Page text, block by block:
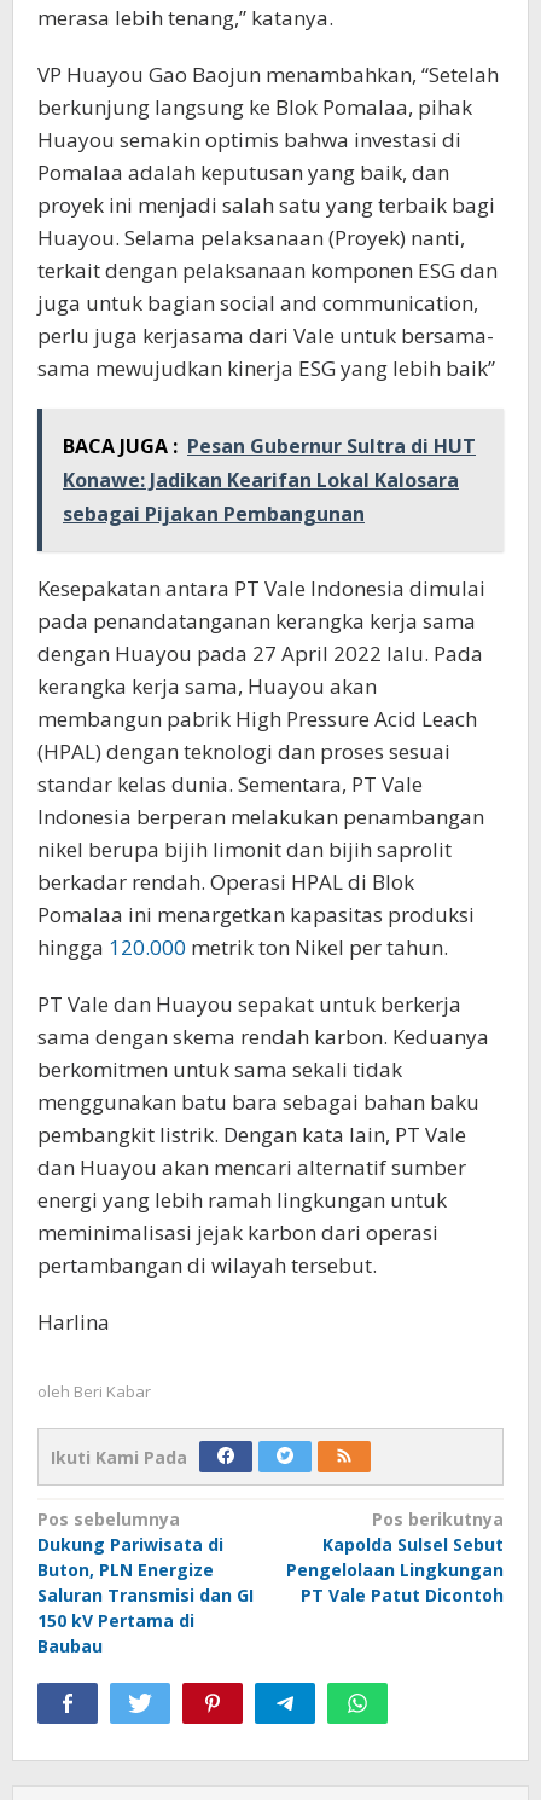
merasa lebih tenang,” katanya.
VP Huayou Gao Baojun menambahkan, “Setelah
berkunjung langsung ke Blok Pomalaa, pihak
Huayou semakin optimis bahwa investasi di
Pomalaa adalah keputusan yang baik, dan
proyek ini menjadi salah satu yang terbaik bagi
Huayou. Selama pelaksanaan (Proyek) nanti,
terkait dengan pelaksanaan komponen ESG dan
juga untuk bagian social and communication,
perlu juga kerjasama dari Vale untuk bersama-
sama mewujudkan kinerja ESG yang lebih baik”
BACA JUGA : Pesan Gubernur Sultra di HUT
Konawe: Jadikan Kearifan Lokal Kalosara
sebagai Pijakan Pembangunan
Kesepakatan antara PT Vale Indonesia dimulai
pada penandatanganan kerangka kerja sama
dengan Huayou pada 27 April 2022 lalu. Pada
kerangka kerja sama, Huayou akan
membangun pabrik High Pressure Acid Leach
(HPAL) dengan teknologi dan proses sesuai
standar kelas dunia. Sementara, PT Vale
Indonesia berperan melakukan penambangan
nikel berupa bijih limonit dan bijih saprolit
berkadar rendah. Operasi HPAL di Blok
Pomalaa ini menargetkan kapasitas produksi
hingga 120.000 metrik ton Nikel per tahun.
PT Vale dan Huayou sepakat untuk berkerja
sama dengan skema rendah karbon. Keduanya
berkomitmen untuk sama sekali tidak
menggunakan batu bara sebagai bahan baku
pembangkit listrik. Dengan kata lain, PT Vale
dan Huayou akan mencari alternatif sumber
energi yang lebih ramah lingkungan untuk
meminimalisasi jejak karbon dari operasi
pertambangan di wilayah tersebut.
Harlina
oleh Beri Kabar
Ikuti Kami Pada
Navigasi
pos
Pos sebelumnya
Dukung Pariwisata di
Buton, PLN Energize
Saluran Transmisi dan GI
150 kV Pertama di
Baubau
Pos berikutnya
Kapolda Sulsel Sebut
Pengelolaan Lingkungan
PT Vale Patut Dicontoh